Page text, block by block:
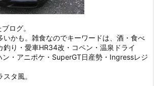
ログ。
いかも。雑食なのでキーワードは、酒・食べ
釣り・愛車HR34改・コペン・温泉ドライ
・アニポケ・SuperGT日産勢・Ingressレジ
タ風。